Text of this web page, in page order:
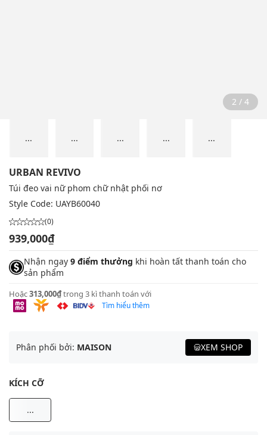
2 / 4
... ... ... ... ...
URBAN REVIVO
Túi đeo vai nữ phom chữ nhật phối nơ
Style Code: UAYB60040
(0)
939,000₫
Nhận ngay 9 điểm thưởng khi hoàn tất thanh toán cho
sản phẩm
Hoặc313,000₫trong 3 kì thanh toán với
Tìm hiểu thêm
Phân phối bởi: MAISON XEM SHOP
KÍCH CỠ
...